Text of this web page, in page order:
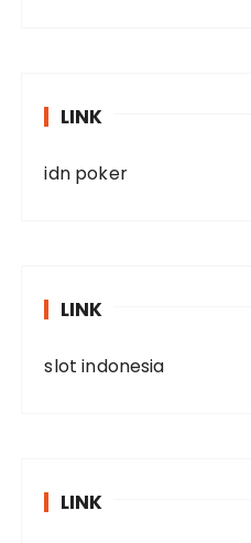
LINK
idn poker
LINK
slot indonesia
LINK